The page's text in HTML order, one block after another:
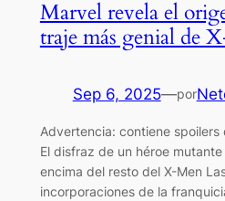
Marvel revela el
traje más genial de
Sep 6, 2025—por
Advertencia: contiene
El disfraz de un héroe
encima del resto del X-Men
incorporaciones de la